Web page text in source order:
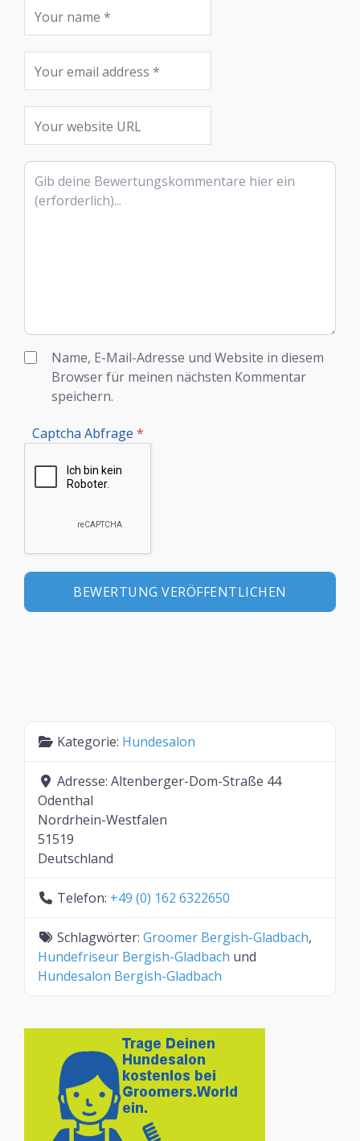
Rezensionstext
Name, E-Mail-Adresse und Website in diesem
Browser für meinen nächsten Kommentar
speichern.
Captcha Abfrage *
Kategorie: Hundesalon
Adresse: Altenberger-Dom-Straße 44
Odenthal
Nordrhein-Westfalen
51519
Deutschland
Telefon: +49 (0) 162 6322650
Schlagwörter: Groomer Bergish-Gladbach,
Hundefriseur Bergish-Gladbach und
Hundesalon Bergish-Gladbach